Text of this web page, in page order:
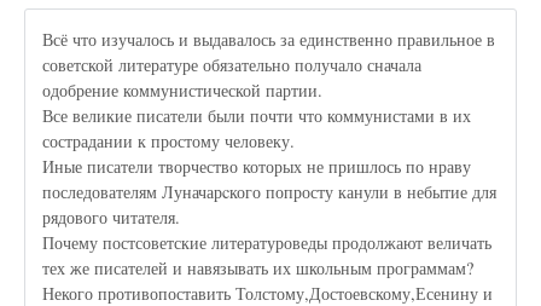
Всё что изучалось и выдавалось за единственно правильное в
советской литературе обязательно получало сначала
одобрение коммунистической партии.
Все великие писатели были почти что коммунистами в их
сострадании к простому человеку.
Иные писатели творчество которых не пришлось по нраву
последователям Луначарcкого попросту канули в небытие для
рядового читателя.
Почему постсоветские литературоведы продолжают величать
тех же писателей и навязывать их школьным программам?
Некого противопоставить Толстому,Достоевскому,Есенину и